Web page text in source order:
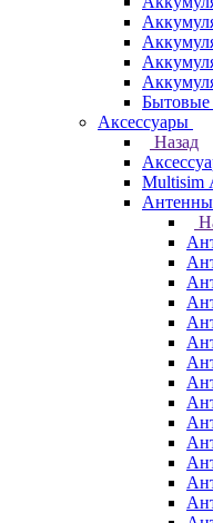
Бытовые
Аксессуары
Назад
Multisim
Антенны